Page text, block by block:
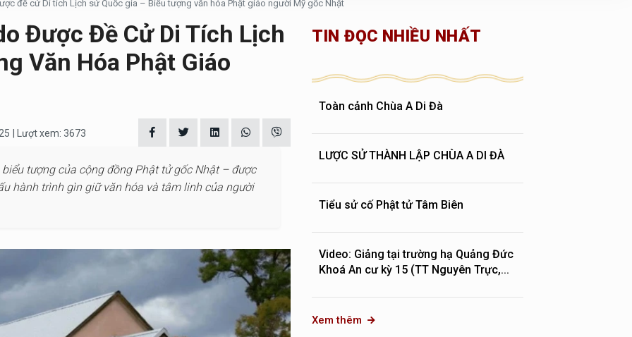
đề cử Di tích Lịch sử Quốc gia – Biểu tượng văn hóa Phật giáo người Mỹ gốc Nhật
Được Đề Cử Di Tích Lịch
Văn Hóa Phật Giáo
| Lượt xem: 3673
tượng của cộng đồng Phật tử gốc Nhật – được
hành trình gìn giữ văn hóa và tâm linh của người
TIN ĐỌC NHIỀU NHẤT
Toàn cảnh Chùa A Di Đà
LƯỢC SỬ THÀNH LẬP CHÙA A DI ĐÀ
Tiểu sử cố Phật tử Tâm Biên
Video: Giảng tại trường hạ Quảng Đức
Khoá An cư kỳ 15 (TT Nguyên Trực,...
Xem thêm